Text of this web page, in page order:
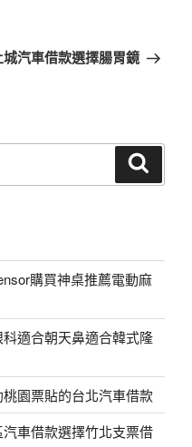
汽車借款選擇腸胃鏡
購買神桌推薦電動麻
適合朝天鼻適合韓式隆
園票貼的台北汽車借款
車借款選擇竹北支票借